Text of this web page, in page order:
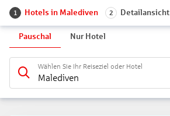
1 Hotels in Malediven 2 Detailansicht
Pauschal Nur Hotel
Wählen Sie Ihr Reiseziel oder Hotel
Malediven